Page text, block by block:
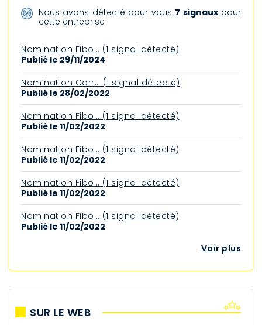
Nous avons détecté pour vous 7 signauxpour
cette entreprise
Nomination Fibo… (1 signal détecté)
Publié le 29/11/2024
Nomination Carr… (1 signal détecté)
Publié le 28/02/2022
Nomination Fibo… (1 signal détecté)
Publié le 11/02/2022
Nomination Fibo… (1 signal détecté)
Publié le 11/02/2022
Nomination Fibo… (1 signal détecté)
Publié le 11/02/2022
Nomination Fibo… (1 signal détecté)
Publié le 11/02/2022
Voir plus
SUR LE WEB